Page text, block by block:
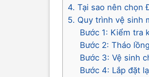
4. Tại sao nên chọn
5. Quy trình vệ sinh
Bước 1: Kiểm tra
Bước 2: Tháo
Bước 3: Vệ sinh
Bước 4: Lắp đặt